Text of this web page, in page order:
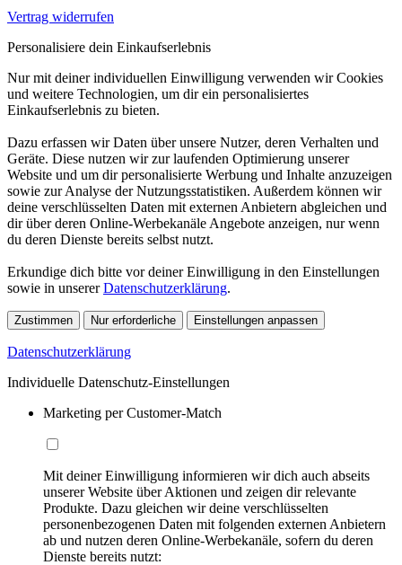
Vertrag widerrufen
Personalisiere dein Einkaufserlebnis
Nur mit deiner individuellen Einwilligung verwenden wir Cookies
und weitere Technologien, um dir ein personalisiertes
Einkaufserlebnis zu bieten.
Dazu erfassen wir Daten über unsere Nutzer, deren Verhalten und
Geräte. Diese nutzen wir zur laufenden Optimierung unserer
Website und um dir personalisierte Werbung und Inhalte anzuzeigen
sowie zur Analyse der Nutzungsstatistiken. Außerdem können wir
deine verschlüsselten Daten mit externen Anbietern abgleichen und
dir über deren Online-Werbekanäle Angebote anzeigen, nur wenn
du deren Dienste bereits selbst nutzt.
Erkundige dich bitte vor deiner Einwilligung in den Einstellungen
sowie in unsererDatenschutzerklärung.
Zustimmen Nur erforderliche Einstellungen anpassen
Datenschutzerklärung
Individuelle Datenschutz-Einstellungen
Marketing per Customer-Match
Mit deiner Einwilligung informieren wir dich auch abseits
unserer Website über Aktionen und zeigen dir relevante
Produkte. Dazu gleichen wir deine verschlüsselten
personenbezogenen Daten mit folgenden externen Anbietern
ab und nutzen deren Online-Werbekanäle, sofern du deren
Dienste bereits nutzt: